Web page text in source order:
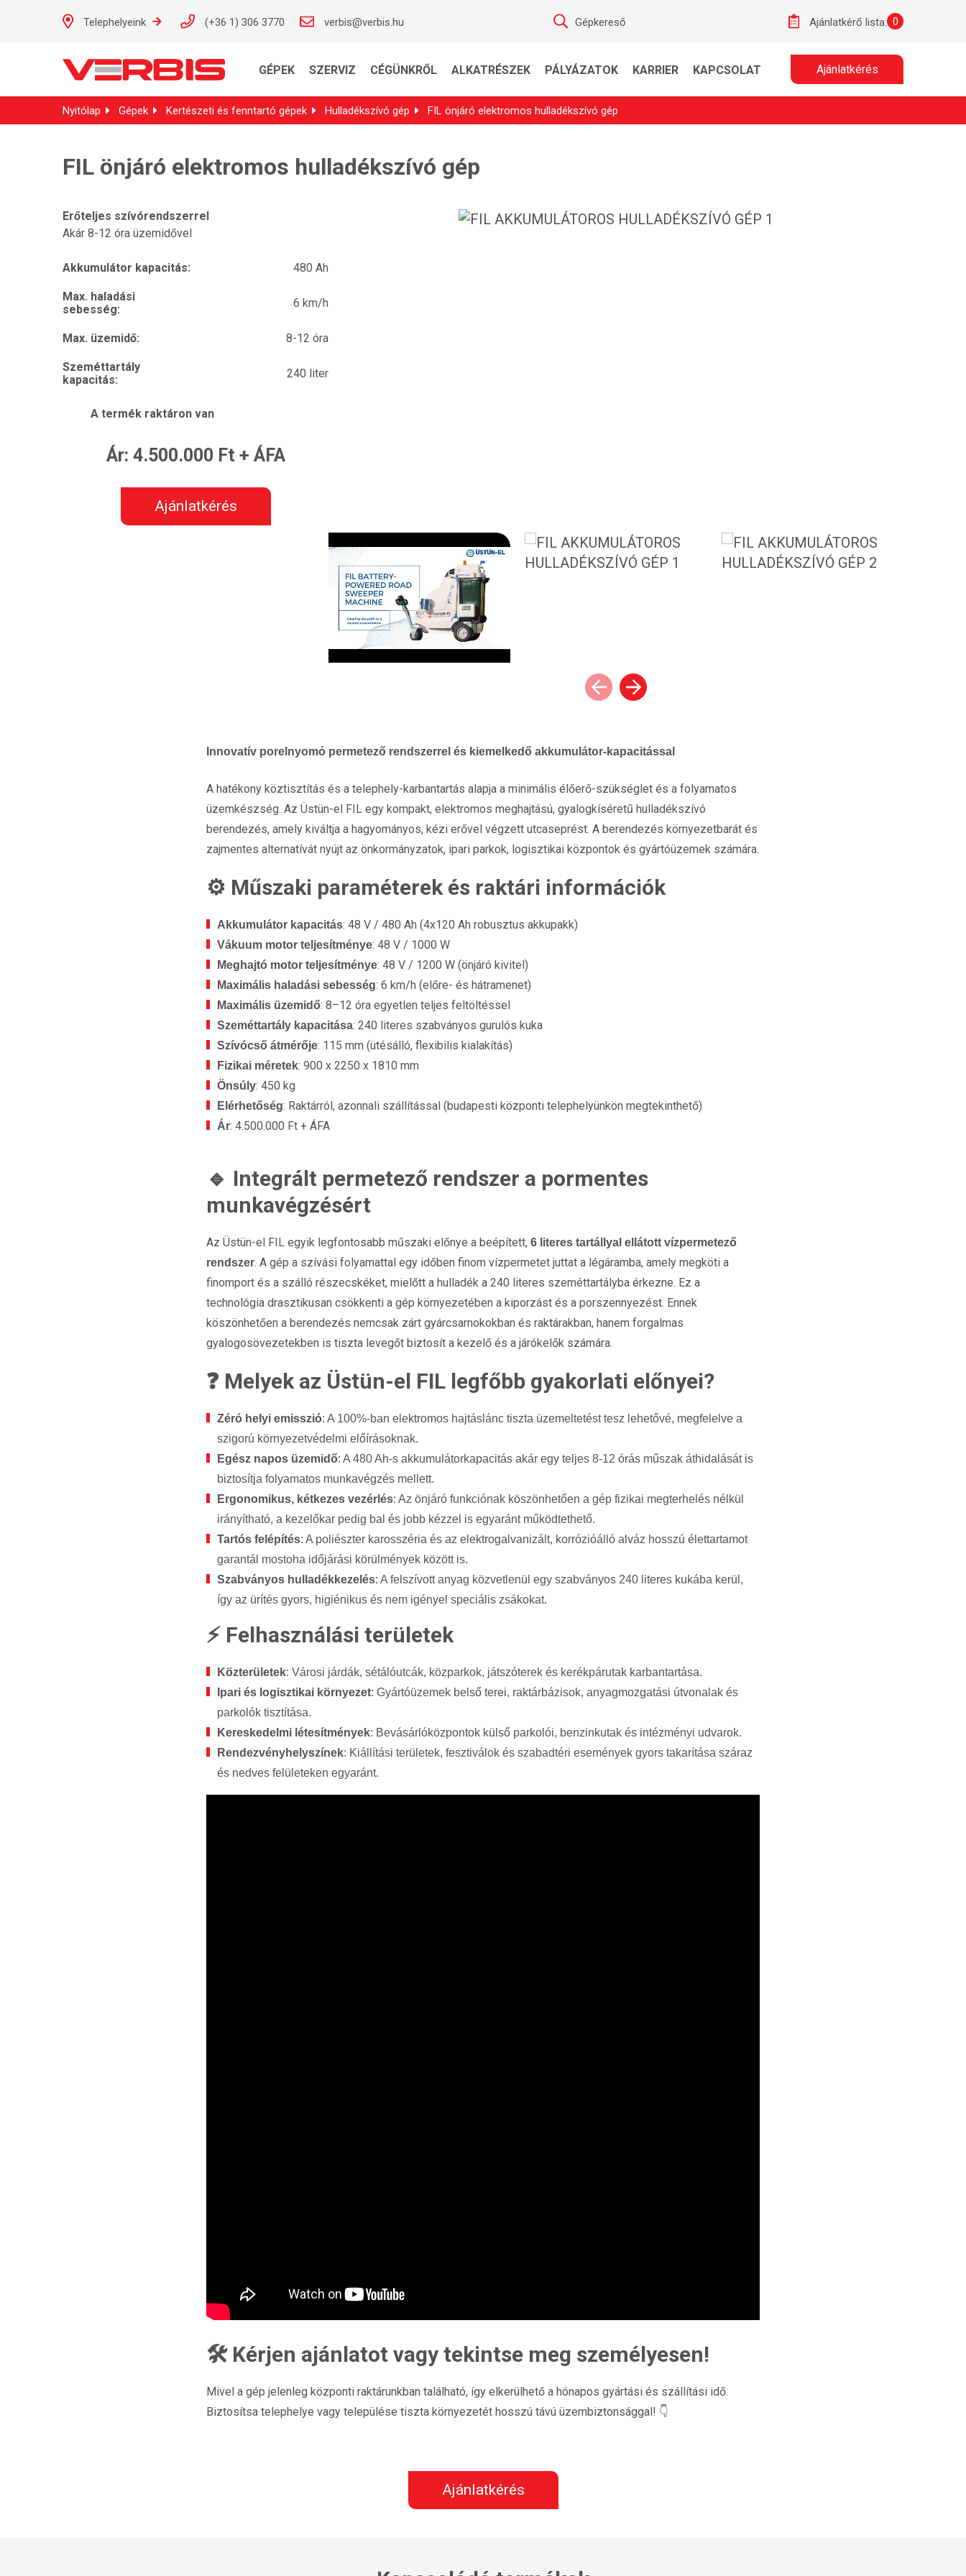
Telephelyeink (+36 1) 306 3770 verbis@verbis.hu Gépkereső Ajánlatkérő lista: 0
GÉPEK SZERVIZ CÉGÜNKRŐL ALKATRÉSZEK PÁLYÁZATOK KARRIER KAPCSOLAT Ajánlatkérés
Nyitólap Gépek Kertészeti és fenntartó gépek Hulladékszívó gép FIL önjáró elektromos hulladékszívó gép
FIL önjáró elektromos hulladékszívó gép
Erőteljes szívórendszerrel
Akár 8-12 óra üzemidővel
Akkumulátor kapacitás: 480 Ah
Max. haladási
sebesség:
6 km/h
Max. üzemidő: 8-12 óra
Szeméttartály
kapacitás:
240 liter
A termék raktáron van
Ár: 4.500.000 Ft + ÁFA
Ajánlatkérés
Innovatív porelnyomó permetező rendszerrel és kiemelkedő akkumulátor-kapacitással
A hatékony köztisztítás és a telephely-karbantartás alapja a minimális élőerő-szükséglet és a folyamatos
üzemkészség. Az Üstün-el FIL egy kompakt, elektromos meghajtású, gyalogkíséretű hulladékszívó
berendezés, amely kiváltja a hagyományos, kézi erővel végzett utcaseprést. A berendezés környezetbarát és
zajmentes alternatívát nyújt az önkormányzatok, ipari parkok, logisztikai központok és gyártóüzemek számára.
⚙️ Műszaki paraméterek és raktári információk
Akkumulátor kapacitás: 48 V / 480 Ah (4x120 Ah robusztus akkupakk)
Vákuum motor teljesítménye: 48 V / 1000 W
Meghajtó motor teljesítménye: 48 V / 1200 W (önjáró kivitel)
Maximális haladási sebesség: 6 km/h (előre- és hátramenet)
Maximális üzemidő: 8–12 óra egyetlen teljes feltöltéssel
Szeméttartály kapacitása: 240 literes szabványos gurulós kuka
Szívócső átmérője: 115 mm (ütésálló, flexibilis kialakítás)
Fizikai méretek: 900 x 2250 x 1810 mm
Önsúly: 450 kg
Elérhetőség: Raktárról, azonnali szállítással (budapesti központi telephelyünkön megtekinthető)
Ár: 4.500.000 Ft + ÁFA
🔹 Integrált permetező rendszer a pormentes
munkavégzésért
Az Üstün-el FIL egyik legfontosabb műszaki előnye a beépített, 6 literes tartállyal ellátott vízpermetező
rendszer. A gép a szívási folyamattal egy időben finom vízpermetet juttat a légáramba, amely megköti a
finomport és a szálló részecskéket, mielőtt a hulladék a 240 literes szeméttartályba érkezne. Ez a
technológia drasztikusan csökkenti a gép környezetében a kiporzást és a porszennyezést. Ennek
köszönhetően a berendezés nemcsak zárt gyárcsarnokokban és raktárakban, hanem forgalmas
gyalogosövezetekben is tiszta levegőt biztosít a kezelő és a járókelők számára.
❓ Melyek az Üstün-el FIL legfőbb gyakorlati előnyei?
Zéró helyi emisszió: A 100%-ban elektromos hajtáslánc tiszta üzemeltetést tesz lehetővé, megfelelve a
szigorú környezetvédelmi előírásoknak.
Egész napos üzemidő: A 480 Ah-s akkumulátorkapacitás akár egy teljes 8-12 órás műszak áthidalását is
biztosítja folyamatos munkavégzés mellett.
Ergonomikus, kétkezes vezérlés: Az önjáró funkciónak köszönhetően a gép fizikai megterhelés nélkül
irányítható, a kezelőkar pedig bal és jobb kézzel is egyaránt működtethető.
Tartós felépítés: A poliészter karosszéria és az elektrogalvanizált, korrózióálló alváz hosszú élettartamot
garantál mostoha időjárási körülmények között is.
Szabványos hulladékkezelés: A felszívott anyag közvetlenül egy szabványos 240 literes kukába kerül,
így az ürítés gyors, higiénikus és nem igényel speciális zsákokat.
⚡ Felhasználási területek
Közterületek: Városi járdák, sétálóutcák, közparkok, játszóterek és kerékpárutak karbantartása.
Ipari és logisztikai környezet: Gyártóüzemek belső terei, raktárbázisok, anyagmozgatási útvonalak és
parkolók tisztítása.
Kereskedelmi létesítmények: Bevásárlóközpontok külső parkolói, benzinkutak és intézményi udvarok.
Rendezvényhelyszínek: Kiállítási területek, fesztiválok és szabadtéri események gyors takarítása száraz
és nedves felületeken egyaránt.
🛠️ Kérjen ajánlatot vagy tekintse meg személyesen!
Mivel a gép jelenleg központi raktárunkban található, így elkerülhető a hónapos gyártási és szállítási idő.
Biztosítsa telephelye vagy települése tiszta környezetét hosszú távú üzembiztonsággal! 👇
Ajánlatkérés